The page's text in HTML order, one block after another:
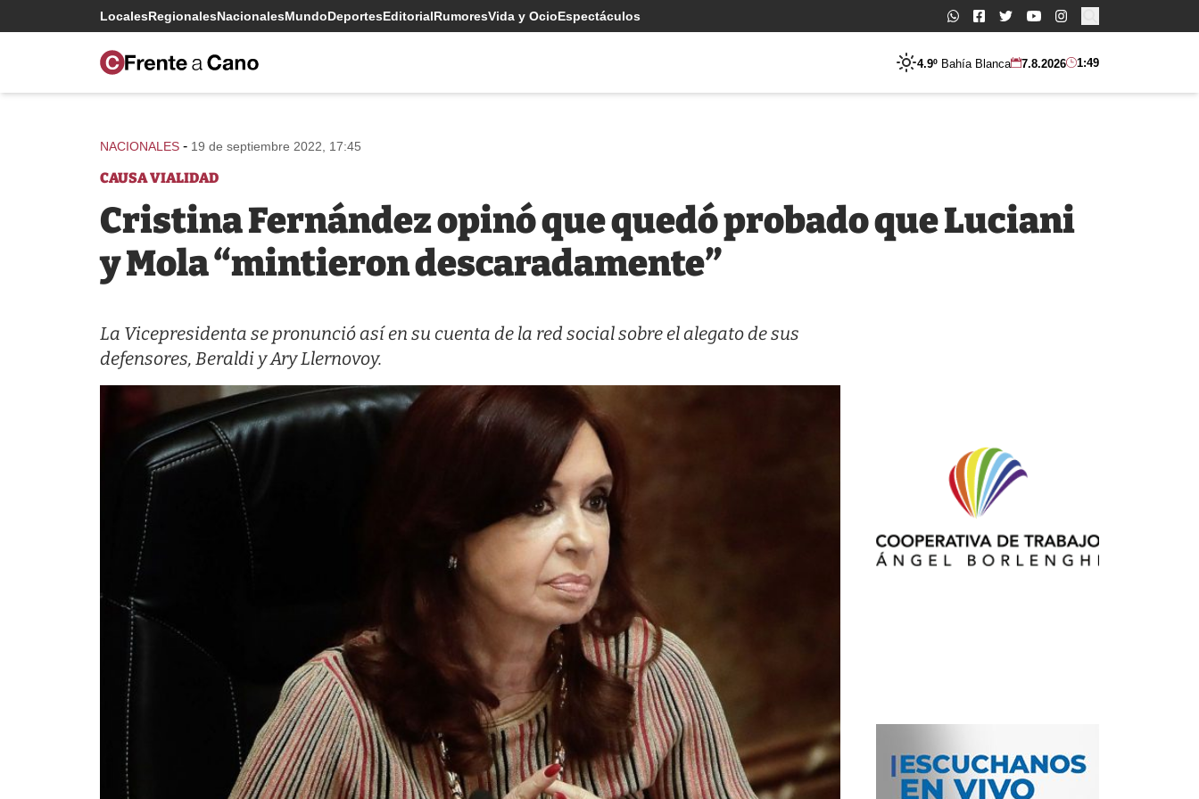
LocalesRegionalesNacionalesMundoDeportesEditorialRumoresVida y OcioEspectáculos Buscar:
4.9º Bahía Blanca 7.8.2026 1:49
NACIONALES - 19 de septiembre 2022, 17:45
CAUSA VIALIDAD
Cristina Fernández opinó que quedó probado que Luciani
y Mola “mintieron descaradamente”
La Vicepresidenta se pronunció así en su cuenta de la red social sobre el alegato de sus
defensores, Beraldi y Ary Llernovoy.